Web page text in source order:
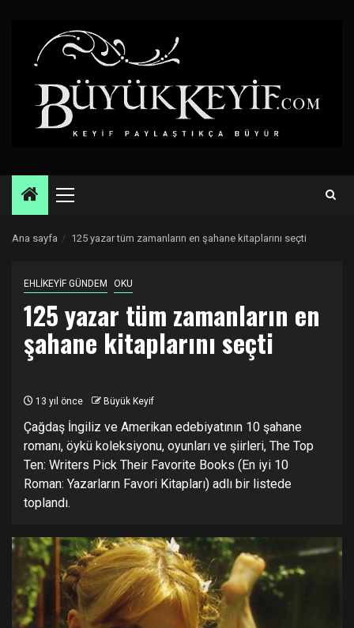
Primary
Ana sayfa 125 yazar tüm zamanların en şahane kitaplarını seçti
EHLİKEYİF GÜNDEM OKU
125 yazar tüm zamanların en
şahane kitaplarını seçti
13 yıl önce Büyük Keyif
Çağdaş İngiliz ve Amerikan edebiyatının 10 şahane
romanı, öykü koleksiyonu, oyunları ve şiirleri, The Top
Ten: Writers Pick Their Favorite Books (En iyi 10
Roman: Yazarların Favori Kitapları) adlı bir listede
toplandı.